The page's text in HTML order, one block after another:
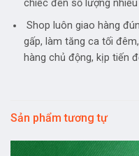
chiếc đến số lượng
Shop luôn giao hàng
gấp, làm tăng ca tối
hàng chủ động, kịp tiến
Sản phẩm tương tự